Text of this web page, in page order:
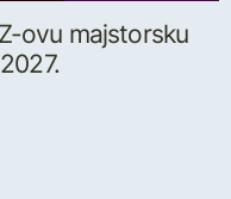
ovu majstorsku